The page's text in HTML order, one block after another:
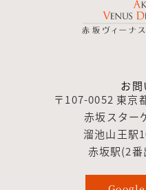
お問
〒107-0052 東京
赤坂スター
溜池山王駅
赤坂駅(2